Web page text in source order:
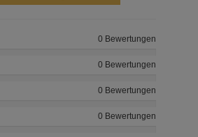
0 Bewertungen
0 Bewertungen
0 Bewertungen
0 Bewertungen